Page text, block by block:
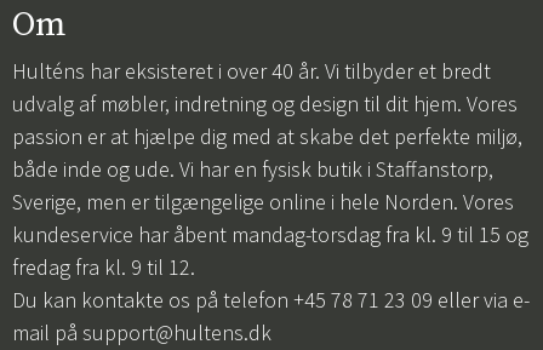
Om
Hulténs har eksisteret i over 40 år. Vi tilbyder et bredt
udvalg af møbler, indretning og design til dit hjem. Vores
passion er at hjælpe dig med at skabe det perfekte miljø,
både inde og ude. Vi har en fysisk butik i Staffanstorp,
Sverige, men er tilgængelige online i hele Norden. Vores
kundeservice har åbent mandag-torsdag fra kl. 9 til 15 og
fredag fra kl. 9 til 12.
Du kan kontakte os på telefon +45 78 71 23 09 eller via e-
mail på support@hultens.dk